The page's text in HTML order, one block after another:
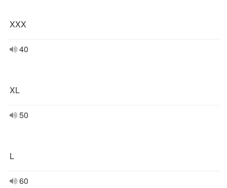
XXX
40
XL
50
L
60